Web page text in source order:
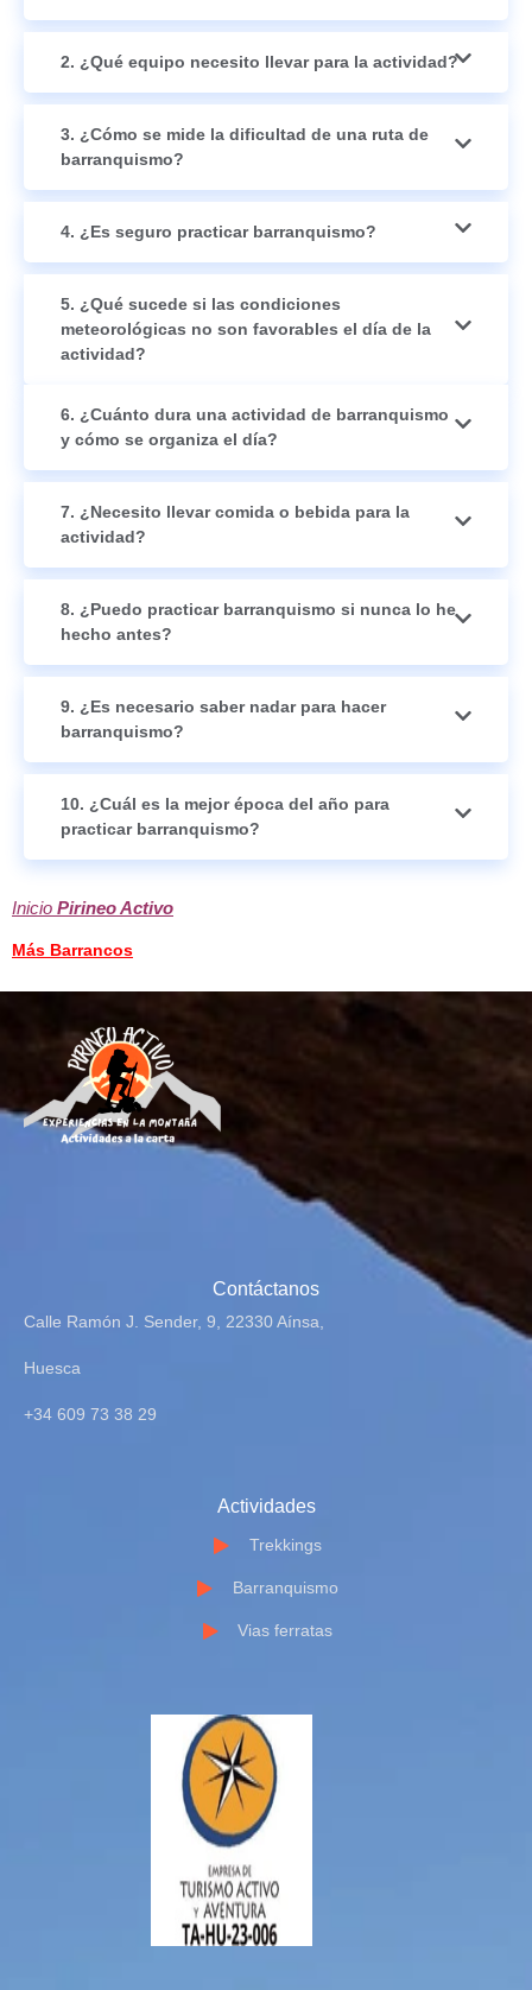
2. ¿Qué equipo necesito llevar para la actividad?
3. ¿Cómo se mide la dificultad de una ruta de
barranquismo?
4. ¿Es seguro practicar barranquismo?
5. ¿Qué sucede si las condiciones
meteorológicas no son favorables el día de la
actividad?
6. ¿Cuánto dura una actividad de barranquismo
y cómo se organiza el día?
7. ¿Necesito llevar comida o bebida para la
actividad?
8. ¿Puedo practicar barranquismo si nunca lo he
hecho antes?
9. ¿Es necesario saber nadar para hacer
barranquismo?
10. ¿Cuál es la mejor época del año para
practicar barranquismo?
Inicio Pirineo Activo
Más Barrancos
Contáctanos
Calle Ramón J. Sender, 9, 22330 Aínsa,
Huesca
+34 609 73 38 29
Actividades
Trekkings
Barranquismo
Vias ferratas